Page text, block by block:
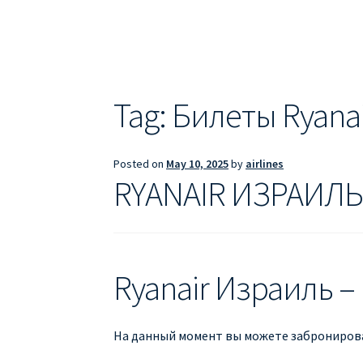
Информация по бронированию билетов
ПРАВИЛА РЕГИСТРАЦИИПРИЛОЖЕНИЕ
Tag: Билеты
Posted on May 10, 2025by airlines
RYANAIR ИЗРАИЛЬ
Ryanair Израиль
На данный момент вы можете